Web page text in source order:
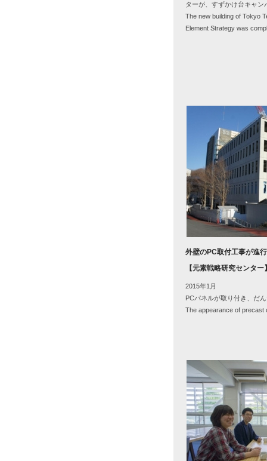
ターが、すずかけ台キャン
The new building of Tokyo
Element Strategy was
外壁のPC取付工事が進
【元素戦略研究センター
2015年1月
PCパネルが取り付き、だ
The appearance of precast